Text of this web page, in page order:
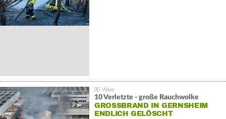
10 Verletzte - große Rauchwolke
GROSSBRAND IN GERNSHEIM E
NDLICH GELÖSCHT